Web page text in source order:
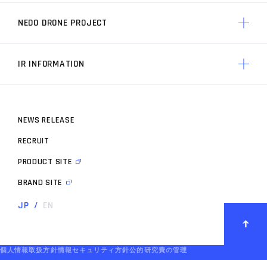
AP3 制御技術の特徴
ACSLの実績
ACSLの技術力
ACSLのミッション
ACSLの歩み
NEDO DRONE PROJECT
開発事業者
お知らせ
ドローンスペック
IR INFORMATION
株主・投資家情報 トップ
IRニュース
IRライブラリ
決算短信
有価証券報告書
統合報告書
NEWS RELEASE
RECRUIT
PRODUCT SITE
BRAND SITE
JP / EN
個人情報取扱方針情報セキュリティ方針公的研究費の管理